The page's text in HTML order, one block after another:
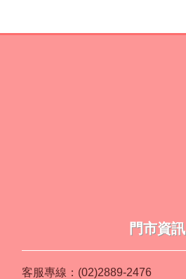
門市資訊
客服專線：(02)2889-2476